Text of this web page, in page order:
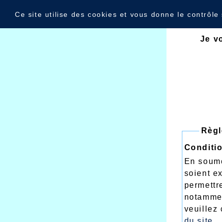
Je
En
soient
veuillez
Ce site utilise des cookies et vous donne le